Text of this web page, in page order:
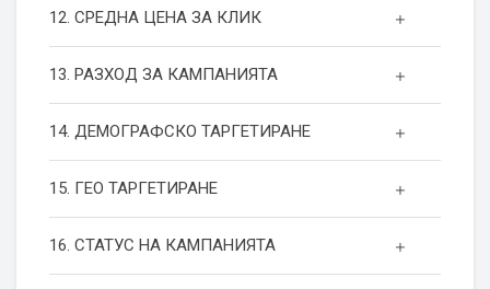
12. СРЕДНА ЦЕНА ЗА КЛИК
13. РАЗХОД ЗА КАМПАНИЯТА
14. ДЕМОГРАФСКО ТАРГЕТИРАНЕ
15. ГЕО ТАРГЕТИРАНЕ
16. СТАТУС НА КАМПАНИЯТА